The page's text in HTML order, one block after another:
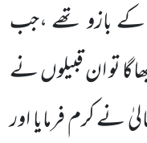
بازو تھے ،جب
تو ان قبیلوں نے
نے کرم فرمایا اور